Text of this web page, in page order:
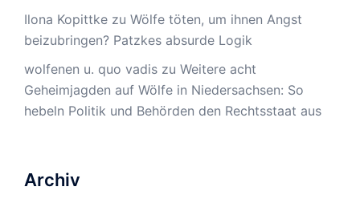
Ilona Kopittke zu Wölfe töten, um ihnen Angst
beizubringen? Patzkes absurde Logik
wolfenen u. quo vadis zu Weitere acht
Geheimjagden auf Wölfe in Niedersachsen: So
hebeln Politik und Behörden den Rechtsstaat aus
Archiv